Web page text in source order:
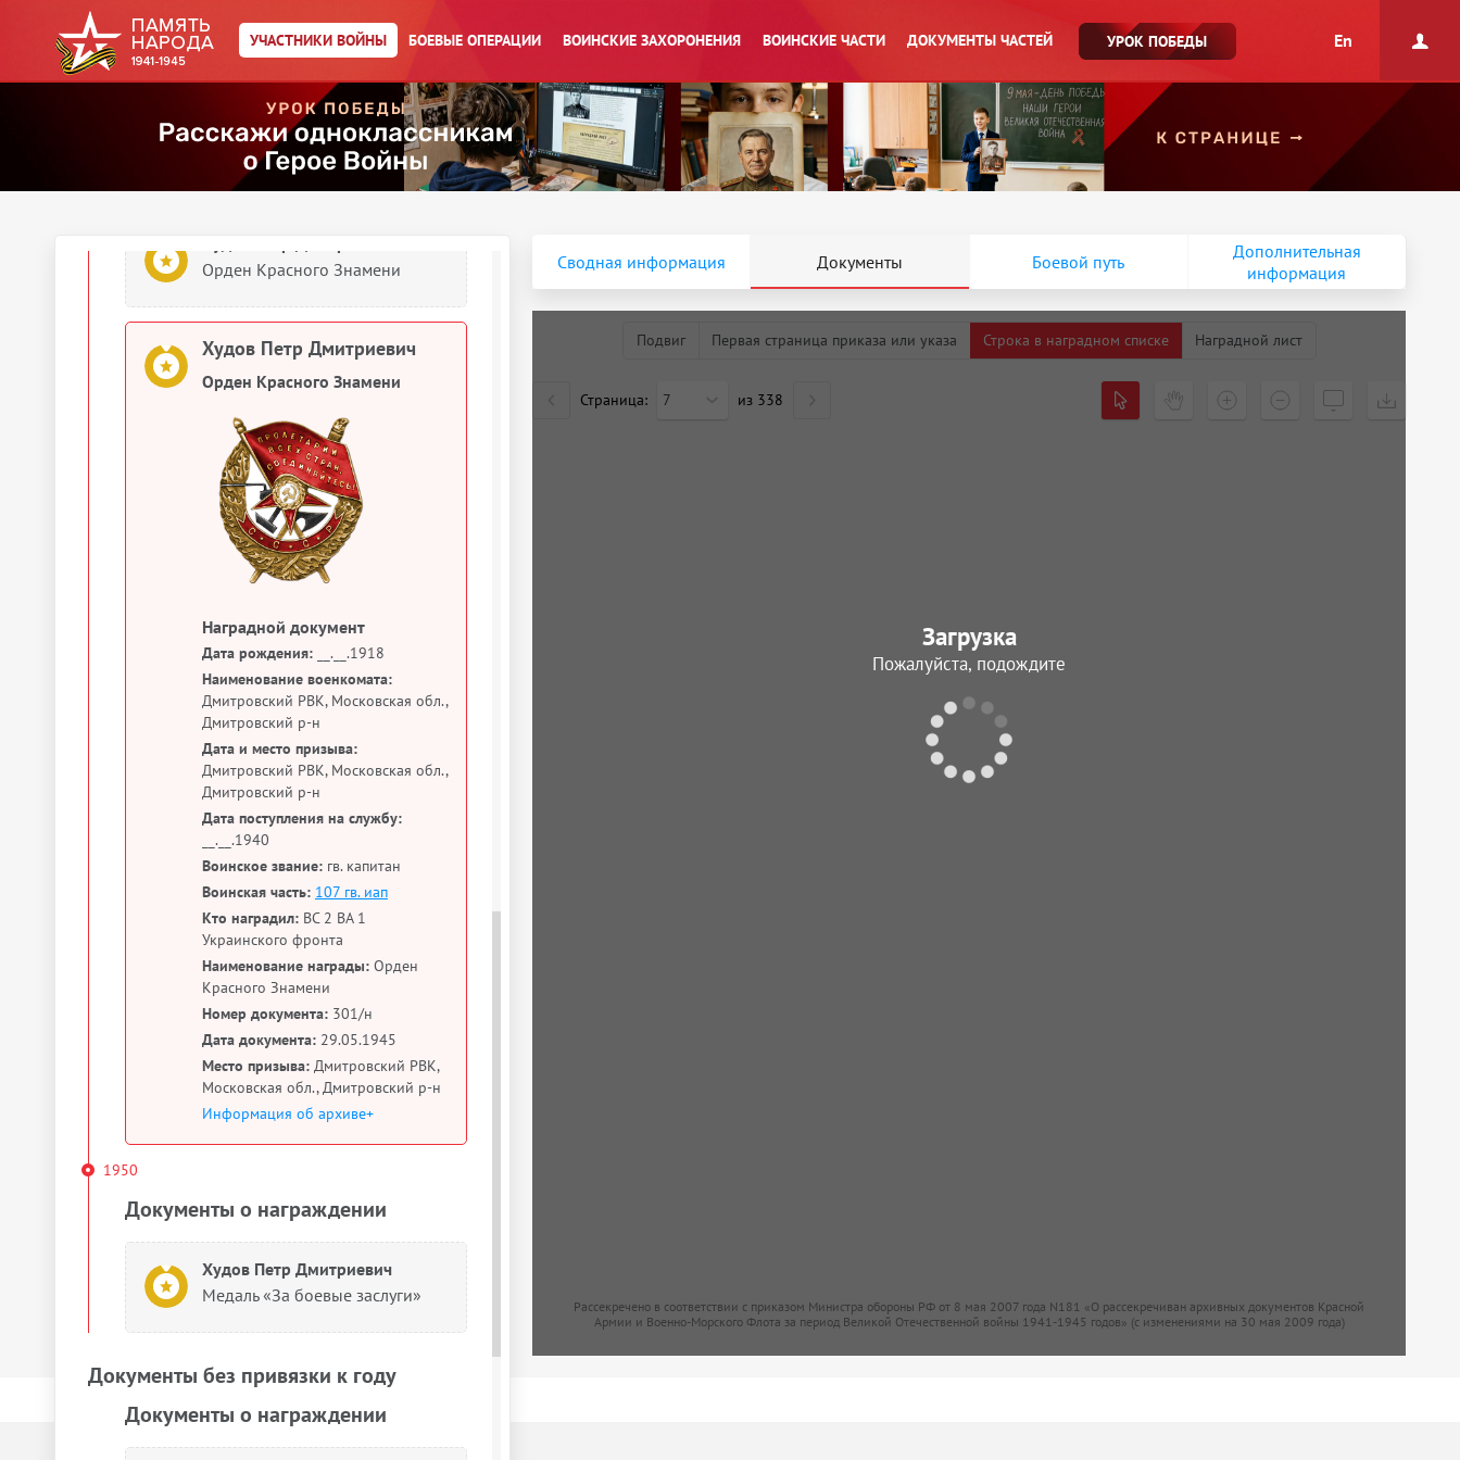
УЧАСТНИКИ ВОЙНЫ БОЕВЫЕ ОПЕРАЦИИ ВОИНСКИЕ ЗАХОРОНЕНИЯ ВОИНСКИЕ ЧАСТИ ДОКУМЕНТЫ ЧАСТЕЙ УРОК ПОБЕДЫ En
Худов Петр Дмитриевич
Орден Красного Знамени
Документы о награждении
Орден Красного Знамени
Худов Петр Дмитриевич
Орден Красного Знамени
Наградной документ
Дата рождения: __.__.1918
Наименование военкомата:
Дмитровский РВК, Московская обл.,
Дмитровский р-н
Дата и место призыва:
Дмитровский РВК, Московская обл.,
Дмитровский р-н
Дата поступления на службу:
__.__.1940
Воинское звание: гв. капитан
Воинская часть: 107 гв. иап
Кто наградил: ВС 2 ВА 1
Украинского фронта
Наименование награды: Орден
Красного Знамени
Номер документа: 301/н
Дата документа: 29.05.1945
Место призыва: Дмитровский РВК,
Московская обл., Дмитровский р-н
Информация об архиве+
1950
Документы о награждении
Худов Петр Дмитриевич
Медаль «За боевые заслуги»
Документы без привязки к году
Документы о награждении
Сводная информация Документы Боевой путь
Дополнительная
информация
Подвиг Первая страница приказа или указа Строка в наградном списке Наградной лист
Страница: 7 из 338
Рассекречено в соответствии с приказом Министра обороны РФ от 8 мая 2007 года N181 «О рассекречиван архивных документов Красной
Армии и Военно-Морского Флота за период Великой Отечественной войны 1941-1945 годов» (с изменениями на 30 мая 2009 года)
Загрузка
Пожалуйста, подождите